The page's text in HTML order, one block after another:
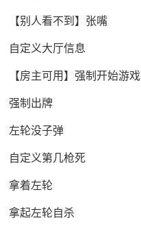
【别人看不到】张嘴
自定义大厅信息
【房主可用】强制开始游戏
强制出牌
左轮没子弹
自定义第几枪死
拿着左轮
拿起左轮自杀